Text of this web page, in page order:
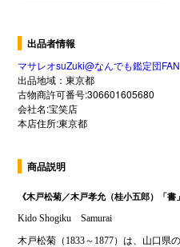
出品者情報
マサレオsuZuki@なんでも鑑定団FAN
出品地域：東京都
古物商許可番号:306601605680
会社名:宝笑店
本店住所:東京都
商品説明